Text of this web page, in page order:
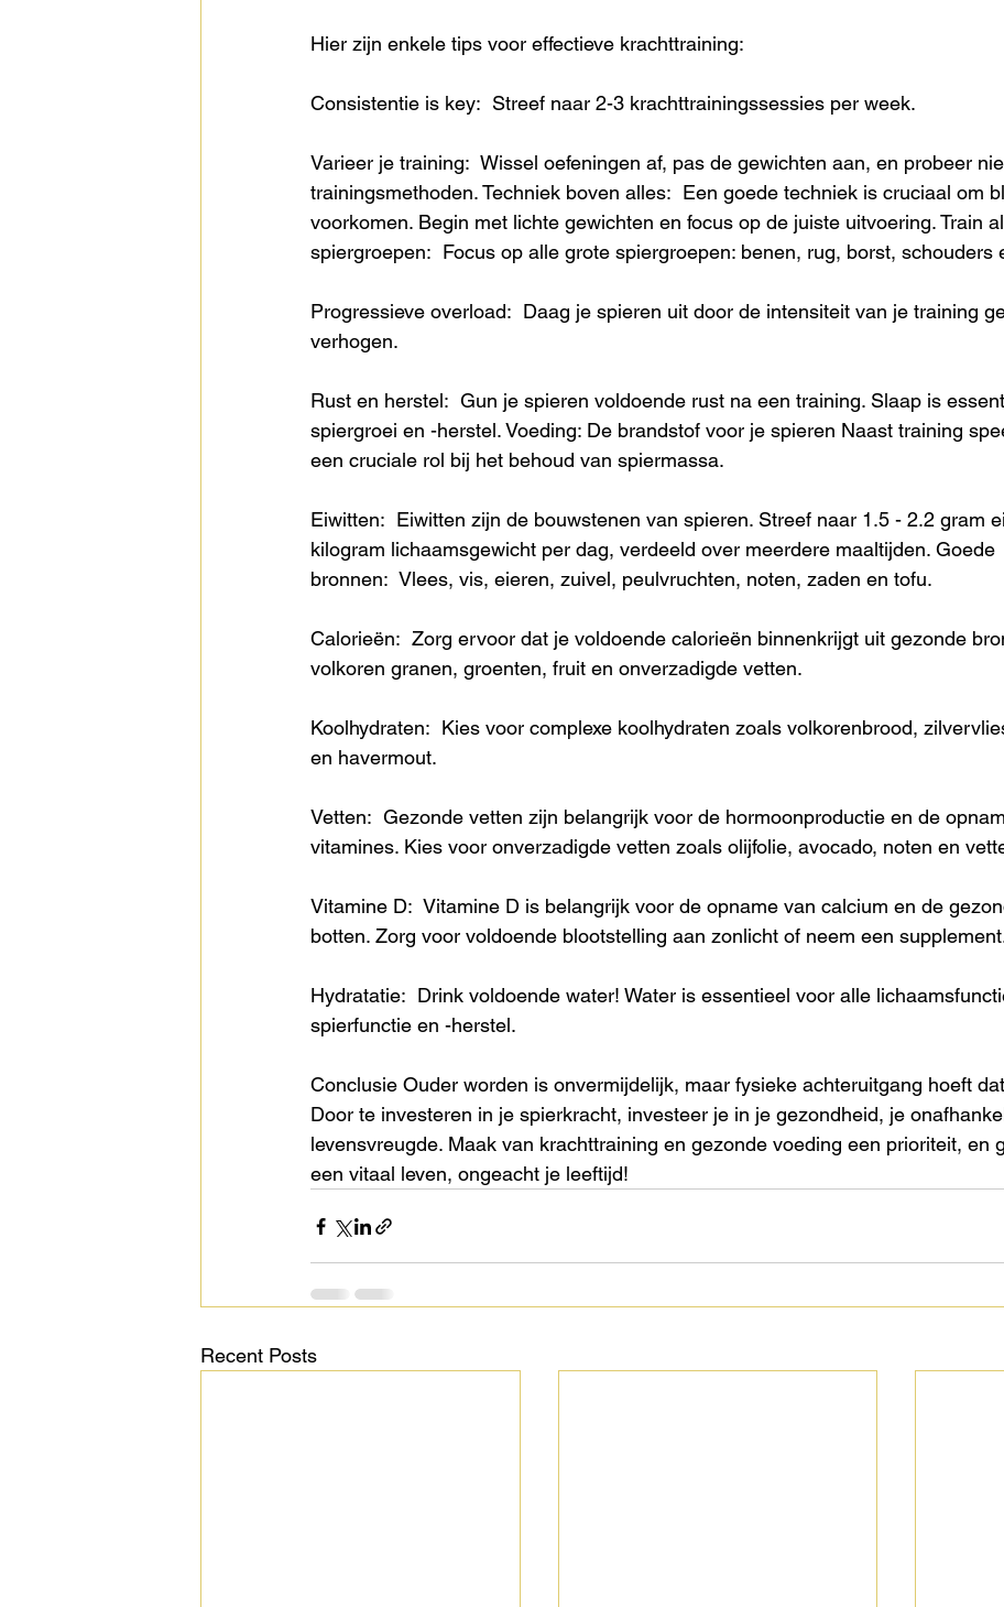
Hier zijn enkele tips voor effectieve krachttraining:
Consistentie is key:  Streef naar 2-3 krachttrainingssessies per week.
Varieer je training:  Wissel oefeningen af, pas de gewichten aan, en probeer
trainingsmethoden. Techniek boven alles:  Een goede techniek is cruciaal om
voorkomen. Begin met lichte gewichten en focus op de juiste uitvoering. Train
spiergroepen:  Focus op alle grote spiergroepen: benen, rug, borst, schouders
Progressieve overload:  Daag je spieren uit door de intensiteit van je training
verhogen.
Rust en herstel:  Gun je spieren voldoende rust na een training. Slaap is
spiergroei en -herstel. Voeding: De brandstof voor je spieren Naast training
een cruciale rol bij het behoud van spiermassa.
Eiwitten:  Eiwitten zijn de bouwstenen van spieren. Streef naar 1.5 - 2.2 gram
kilogram lichaamsgewicht per dag, verdeeld over meerdere maaltijden. Goede
bronnen:  Vlees, vis, eieren, zuivel, peulvruchten, noten, zaden en tofu.
Calorieën:  Zorg ervoor dat je voldoende calorieën binnenkrijgt uit gezonde
volkoren granen, groenten, fruit en onverzadigde vetten.
Koolhydraten:  Kies voor complexe koolhydraten zoals volkorenbrood,
en havermout.
Vetten:  Gezonde vetten zijn belangrijk voor de hormoonproductie en de
vitamines. Kies voor onverzadigde vetten zoals olijfolie, avocado, noten en
Vitamine D:  Vitamine D is belangrijk voor de opname van calcium en de
botten. Zorg voor voldoende blootstelling aan zonlicht of neem een
Hydratatie:  Drink voldoende water! Water is essentieel voor alle
spierfunctie en -herstel.
Conclusie Ouder worden is onvermijdelijk, maar fysieke achteruitgang hoeft
Door te investeren in je spierkracht, investeer je in je gezondheid, je
levensvreugde. Maak van krachttraining en gezonde voeding een prioriteit, en
een vitaal leven, ongeacht je leeftijd!
Recent Posts